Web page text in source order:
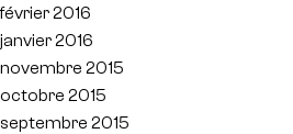
février 2016
janvier 2016
novembre 2015
octobre 2015
septembre 2015